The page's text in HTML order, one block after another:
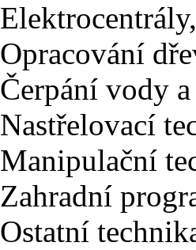
Opracování
Čerpání vody
Nastřelovací
Manipulační
Zahradní
Ostatní